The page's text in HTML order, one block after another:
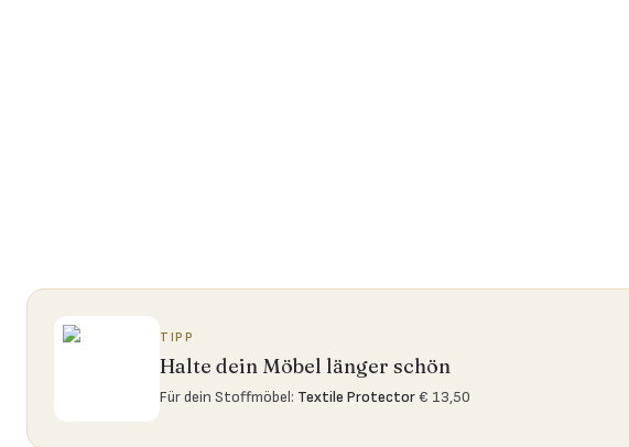
TIPP
Halte dein Möbel länger schön
Für dein Stoffmöbel: Textile Protector€ 13,50